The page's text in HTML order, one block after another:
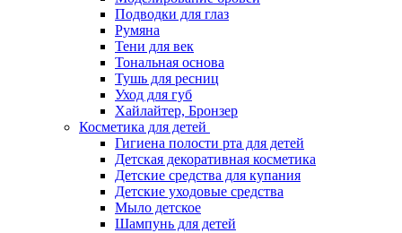
Подводки для глаз
Румяна
Тени для век
Тональная основа
Тушь для ресниц
Уход для губ
Хайлайтер, Бронзер
Косметика для детей
Гигиена полости рта для детей
Детская декоративная косметика
Детские средства для купания
Детские уходовые средства
Мыло детское
Шампунь для детей